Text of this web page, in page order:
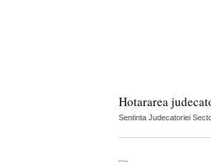
Hotararea
Sentinta Judecatoriei